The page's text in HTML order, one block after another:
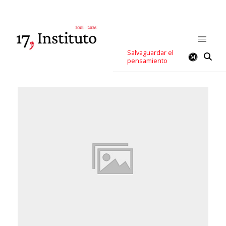
Salvaguardar el
pensamiento